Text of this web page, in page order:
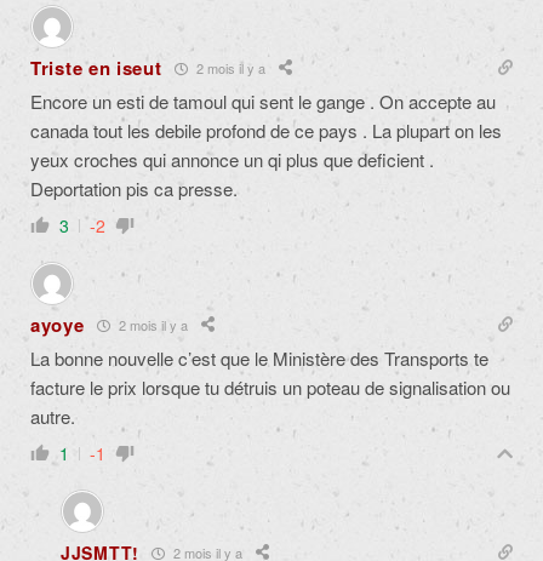
Triste en iseut 2 mois il y a
Encore un esti de tamoul qui sent le gange . On accepte au
canada tout les debile profond de ce pays . La plupart on les
yeux croches qui annonce un qi plus que deficient .
Deportation pis ca presse.
3 -2
ayoye 2 mois il y a
La bonne nouvelle c’est que le Ministère des Transports te
facture le prix lorsque tu détruis un poteau de signalisation ou
autre.
1 -1
JJSMTT! 2 mois il y a